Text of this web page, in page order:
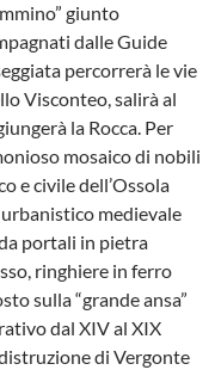
giunto
dalle Guide
percorrerà le vie
Visconteo, salirà al
la Rocca. Per
mosaico di nobili
e civile dell’Ossola
medievale
portali in pietra
ringhiere in ferro
sulla “grande ansa”
dal XIV al XIX
di Vergonte